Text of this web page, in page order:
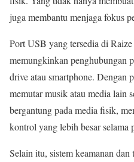
juga membantu menjaga fokus
Port USB yang tersedia di
memungkinkan penghubungan
drive atau smartphone. Dengan
memutar musik atau media lain
bergantung pada media fisik,
kontrol yang lebih besar selama
Selain itu, sistem keamanan